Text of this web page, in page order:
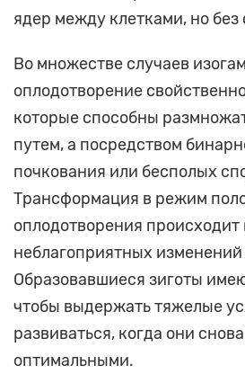
ядер между клетками, но без
Во множестве случаев
оплодотворение
которые способны
путем, а посредством
почкования или бесполых
Трансформация в режим
оплодотворения происходит
неблагоприятных
Образовавшиеся зиготы
чтобы выдержать тяжелые
развиваться, когда они
оптимальными.